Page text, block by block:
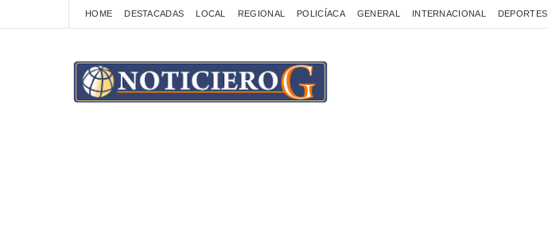
HOME DESTACADAS LOCAL REGIONAL POLICÍACA GENERAL INTERNACIONAL DEPORTES